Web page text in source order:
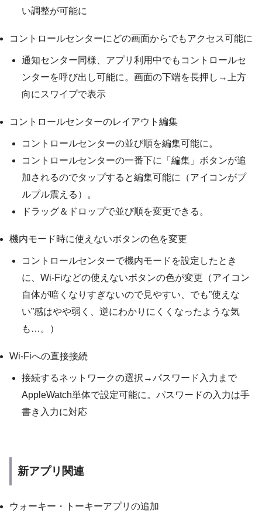
い調整が可能に
コントロールセンターにどの画面からでもアクセス可能に
通知センター同様、アプリ利用中でもコントロールセ
ンターを呼び出し可能に。画面の下端を長押し→上方
向にスワイプで表示
コントロールセンターのレイアウト編集
コントロールセンターの並び順を編集可能に。
コントロールセンターの一番下に「編集」ボタンが追
加されるのでタップすると編集可能に（アイコンがプ
ルプル震える）。
ドラッグ＆ドロップで並び順を変更できる。
機内モード時に使えないボタンの色を変更
コントロールセンターで機内モードを設定したとき
に、Wi-Fiなどの使えないボタンの色が変更（アイコン
自体が暗くなりすぎないので見やすい、でも”使えな
い”感はやや弱く、逆にわかりにくくなったような気
も…。）
Wi-Fiへの直接接続
接続するネットワークの選択→パスワード入力まで
AppleWatch単体で設定可能に。パスワードの入力は手
書き入力に対応
新アプリ関連
ウォーキー・トーキーアプリの追加